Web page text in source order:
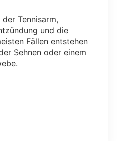
Tennisarm,
und die
Fällen entstehen
Sehnen oder einem